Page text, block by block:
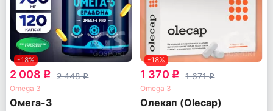
-18%
2 008 q 2 448q
Omega 3
Омега-3
-18%
1 370 q 1 671q
Omega 3
Олекап (Olecap)